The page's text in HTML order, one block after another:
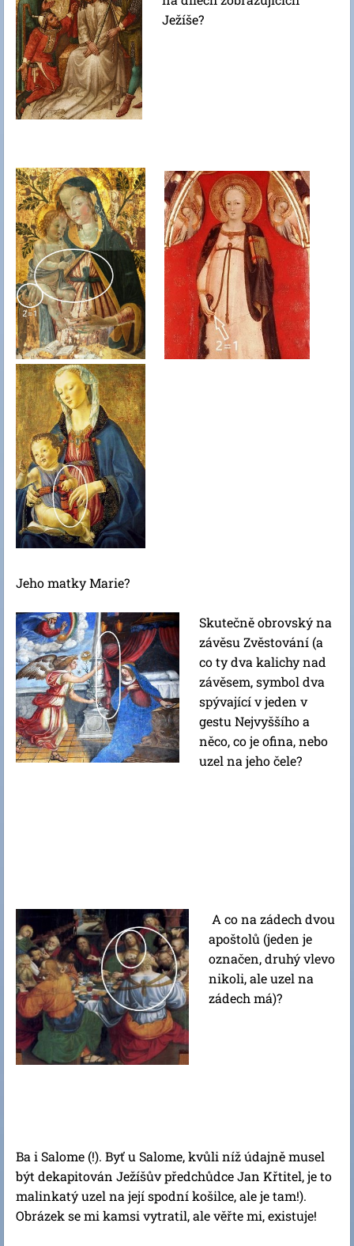
Ježíše?
Jeho matky Marie?
Skutečně obrovský na
závěsu Zvěstování (a
co ty dva kalichy nad
závěsem, symbol dva
spývající v jeden v
gestu Nejvyššího a
něco, co je ofina, nebo
uzel na jeho čele?
A co na zádech dvou
apoštolů (jeden je
označen, druhý vlevo
nikoli, ale uzel na
zádech má)?
Ba i Salome (!). Byť u Salome, kvůli níž údajně musel
být dekapitován Ježíšův předchůdce Jan Křtitel, je to
malinkatý uzel na její spodní košilce, ale je tam!).
Obrázek se mi kamsi vytratil, ale věřte mi, existuje!